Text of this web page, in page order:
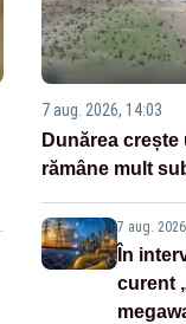
7 aug. 2026, 14:03
Dunărea
rămâne mult
7 aug.
În
curent